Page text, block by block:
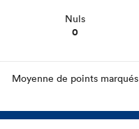
Nuls
0
Moyenne de points marqués